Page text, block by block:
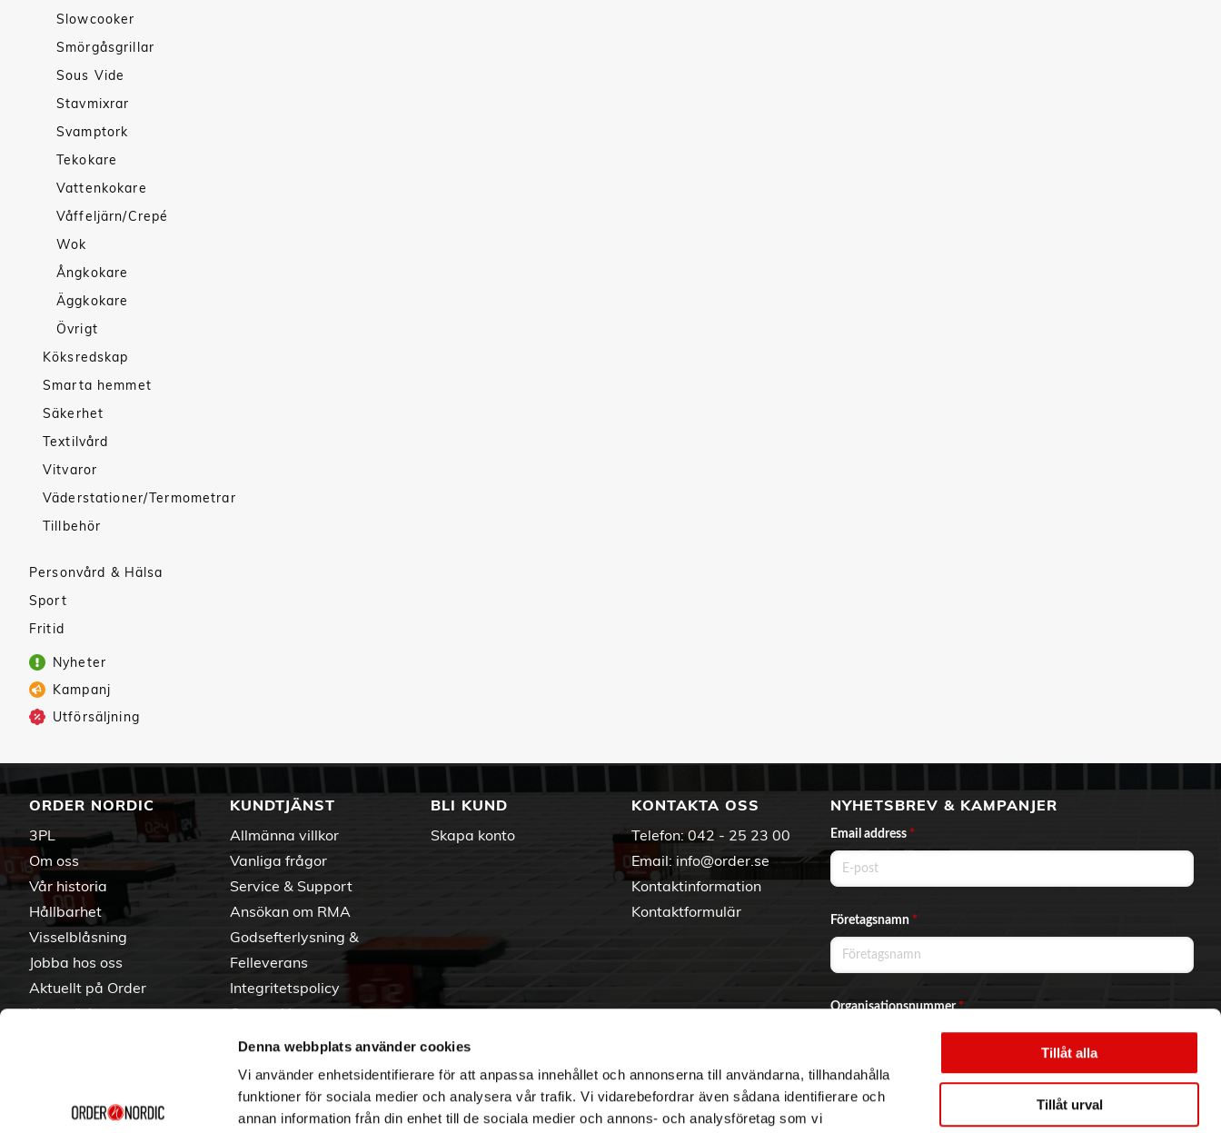
Denna webbplats använder cookies
Vi använder enhetsidentifierare för att anpassa innehållet och annonserna till användarna, tillhandahålla
funktioner för sociala medier och analysera vår trafik. Vi vidarebefordrar även sådana identifierare och
annan information från din enhet till de sociala medier och annons- och analysföretag som vi
Tillåt alla
Tillåt urval
Slowcooker
Smörgåsgrillar
Sous Vide
Stavmixrar
Svamptork
Tekokare
Vattenkokare
Våffeljärn/Crepé
Wok
Ångkokare
Äggkokare
Övrigt
Köksredskap
Smarta hemmet
Säkerhet
Textilvård
Vitvaror
Väderstationer/Termometrar
Tillbehör
Personvård & Hälsa
Sport
Fritid
Nyheter
Kampanj
Utförsäljning
ORDER NORDIC
3PL
Om oss
Vår historia
Hållbarhet
Visselblåsning
Jobba hos oss
Aktuellt på Order
Varumärken
KUNDTJÄNST
Allmänna villkor
Vanliga frågor
Service & Support
Ansökan om RMA
Godsefterlysning &
Felleverans
Integritetspolicy
Om cookies
BLI KUND
Skapa konto
KONTAKTA OSS
Telefon: 042 - 25 23 00
Email: info@order.se
Kontaktinformation
Kontaktformulär
NYHETSBREV & KAMPANJER
Email address *
Företagsnamn *
Organisationsnummer*
Ja, jag vill prenumerera på nyhetsbrevet.